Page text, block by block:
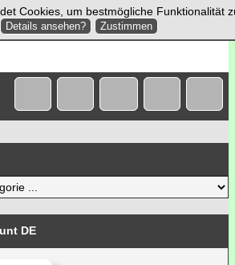
DE
Cookies, um bestmögliche Funktionalität
Details ansehen? Zustimmen